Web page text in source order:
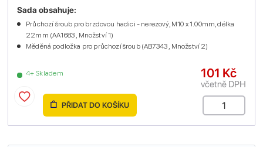
4+ Skladem
Sada obsahuje:
Průchozí šroub pro brzdovou hadici - nerezový, M10 x 1.00mm, délka
22mm (AA1683 , Množství 1)
Měděná podložka pro průchozí šroub (AB7343 , Množství 2)
101 Kč
včetně DPH
PŘIDAT DO KOŠÍKU